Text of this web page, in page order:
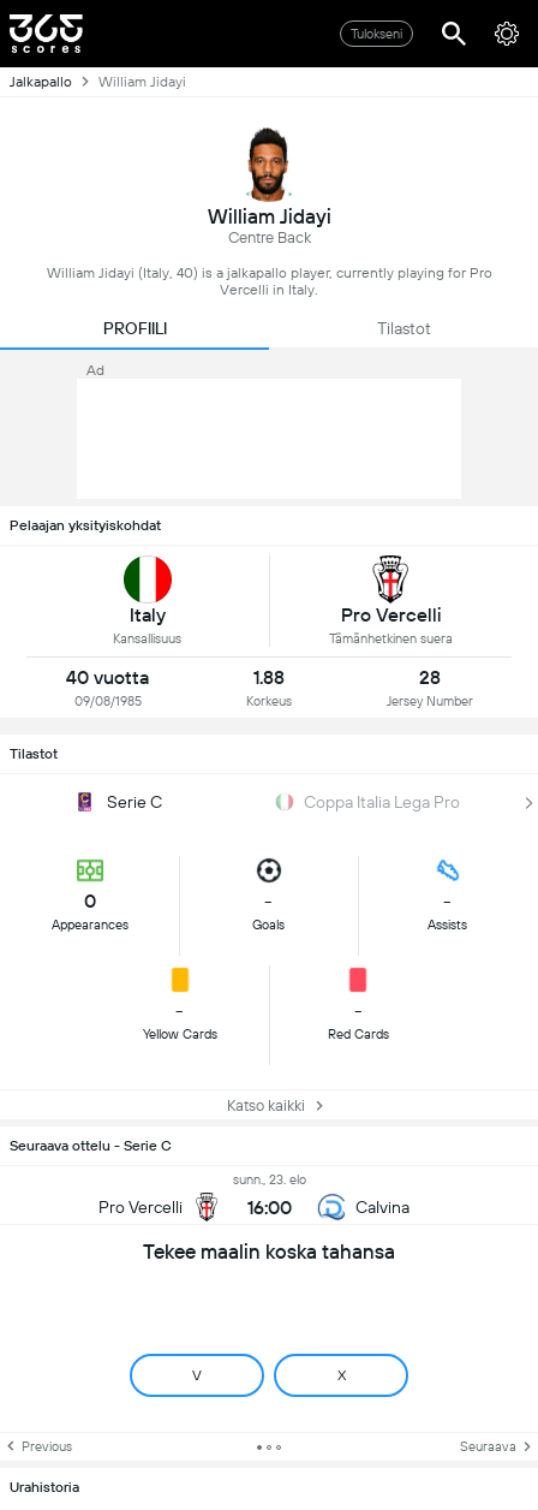
Tulokseni
Jalkapallo William Jidayi
William Jidayi
Centre Back
William Jidayi (Italy, 40) is a jalkapallo player, currently playing for Pro
Vercelli in Italy.
PROFIILI Tilastot
Ad
Pelaajan yksityiskohdat
Italy
Kansallisuus
Pro Vercelli
Tämänhetkinen suera
40 vuotta
09/08/1985
1.88
Korkeus
28
Jersey Number
Tilastot
Serie C Coppa Italia Lega Pro
0
Appearances
-
Goals
-
Assists
-
Yellow Cards
-
Red Cards
Katso kaikki
Seuraava ottelu - Serie C
Pro Vercelli
sunn., 23. elo
16:00 Calvina
Tekee maalin koska tahansa
V X
Previous Seuraava
Urahistoria